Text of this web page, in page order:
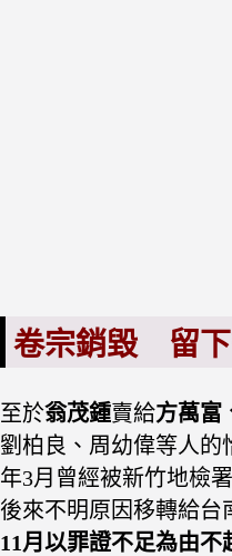
卷宗銷毀 留下
至於翁茂鍾賣給方萬富
劉柏良、周幼偉等人的
年3月曾經被新竹地檢
後來不明原因移轉給台
11月以罪證不足為由